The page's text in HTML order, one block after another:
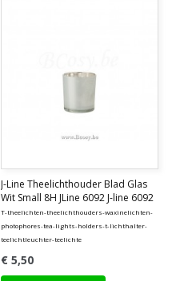
J-Line Theelichthouder Blad Glas
Wit Small 8H JLine 6092 J-line 6092
T-theelichten-theelichthouders-waxinelichten-
photophores-tea-lights-holders-t-lichthalter-
teelichtleuchter-teelichte
€ 5,50